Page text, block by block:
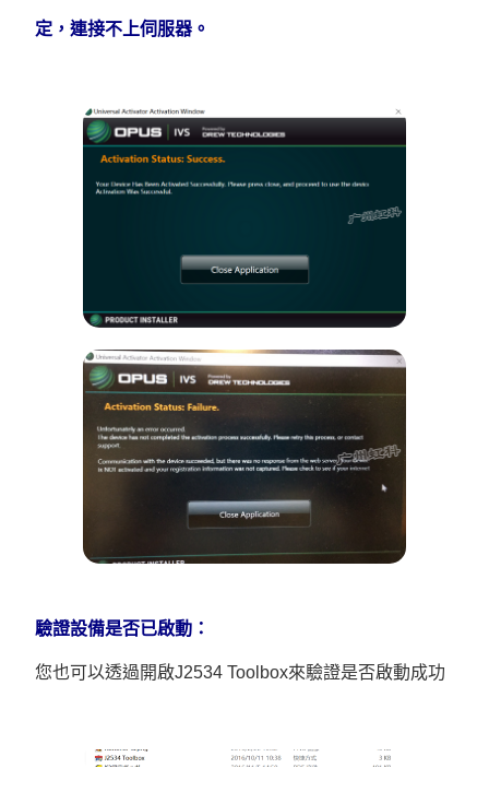
定，連接不上伺服器。
驗證設備是否已啟動：
您也可以透過開啟J2534 Toolbox來驗證是否啟動成功